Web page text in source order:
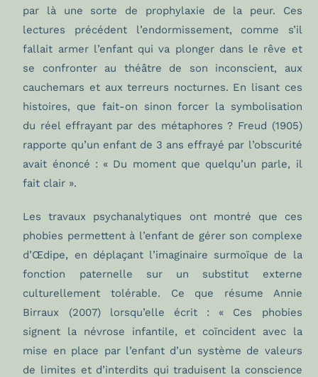
par là une sorte de prophylaxie de la peur. Ces
lectures précédent l’endormissement, comme s’il
fallait armer l’enfant qui va plonger dans le rêve et
se confronter au théâtre de son inconscient, aux
cauchemars et aux terreurs nocturnes. En lisant ces
histoires, que fait-on sinon forcer la symbolisation
du réel effrayant par des métaphores ? Freud (1905)
rapporte qu’un enfant de 3 ans effrayé par l’obscurité
avait énoncé : « Du moment que quelqu’un parle, il
fait clair ».
Les travaux psychanalytiques ont montré que ces
phobies permettent à l’enfant de gérer son complexe
d’Œdipe, en déplaçant l’imaginaire surmoïque de la
fonction paternelle sur un substitut externe
culturellement tolérable. Ce que résume Annie
Birraux (2007) lorsqu’elle écrit : « Ces phobies
signent la névrose infantile, et coïncident avec la
mise en place par l’enfant d’un système de valeurs
de limites et d’interdits qui traduisent la conscience